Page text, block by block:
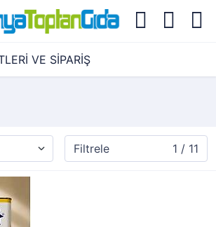
VE SİPARİŞ
Filtrele 1 / 11